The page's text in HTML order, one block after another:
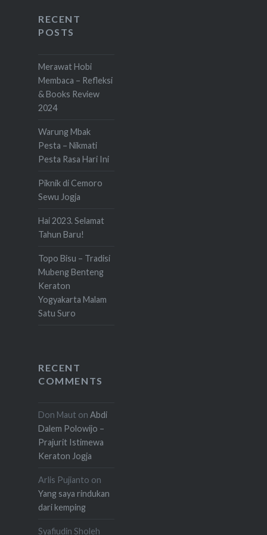
RECENT
POSTS
Merawat Hobi
Membaca – Refleksi
& Books Review
2024
Warung Mbak
Pesta – Nikmati
Pesta Rasa Hari Ini
Piknik di Cemoro
Sewu Jogja
Hai 2023. Selamat
Tahun Baru!
Topo Bisu – Tradisi
Mubeng Benteng
Keraton
Yogyakarta Malam
Satu Suro
RECENT
COMMENTS
Don Maut on Abdi
Dalem Polowijo –
Prajurit Istimewa
Keraton Jogja
Arlis Pujianto on
Yang saya rindukan
dari kemping
Syafiudin Sholeh